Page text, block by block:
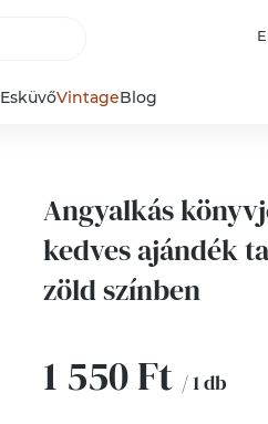
EsküvőVintageBlog
Angyalkás
kedves ajándék
zöld színben
1 550 Ft / 1 db